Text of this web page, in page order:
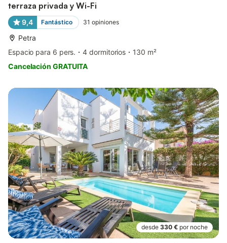
terraza privada y Wi-Fi
9,4 Fantástico 31 opiniones
Petra
Espacio para 6 pers.
4 dormitorios
130 m²
Cancelación GRATUITA
desde 330 € por noche